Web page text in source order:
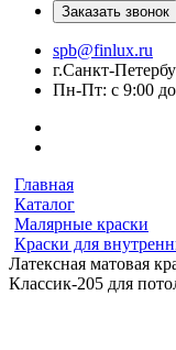
Заказать звонок
spb@finlux.ru
г.Санкт-
Пн-Пт: с 9:00
Главная
Каталог
Малярные краски
Краски для
Латексная матовая
Классик-205 для